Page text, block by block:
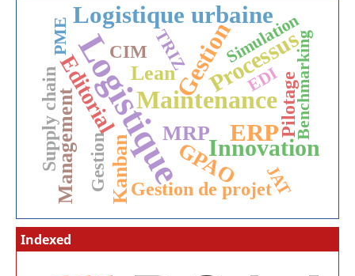
LogistiqueMaintenance
Gestion
ERP
Logistique urbaine
Processus
Innovation
Editorial
GPAO
Kanban
MRP
Management
Lean
Supply chain
Gestion de projet
Pilotage
CIM
Gestion
SimulationBenchmarking
TRIZ
PME
EDI
JAT
Indexed